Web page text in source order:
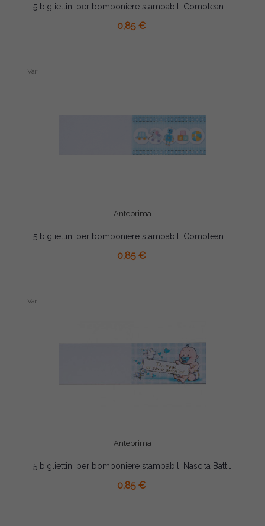
0,85 €
Anteprima
Vari
0,85 €
Anteprima
Vari
0,85 €